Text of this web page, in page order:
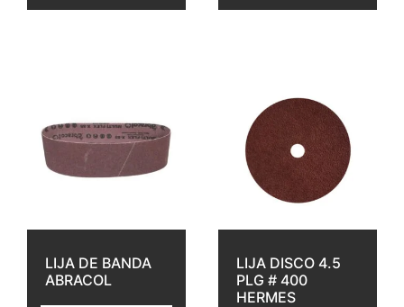
LIJA DE BANDA
ABRACOL
LIJA DISCO 4.5
PLG # 400
HERMES